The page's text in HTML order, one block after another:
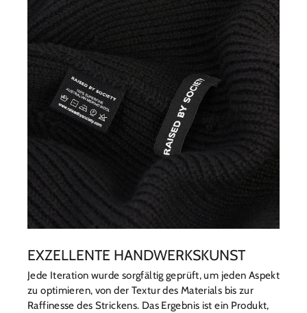
EXZELLENTE HANDWERKSKUNST
Jede Iteration wurde sorgfältig geprüft, um jeden Aspekt
zu optimieren, von der Textur des Materials bis zur
Raffinesse des Strickens. Das Ergebnis ist ein Produkt,